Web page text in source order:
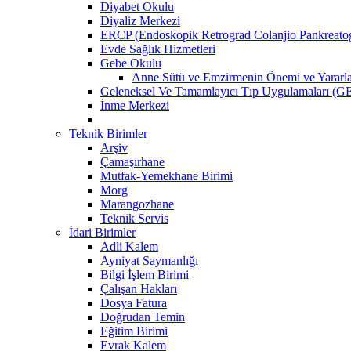
Diyabet Okulu
Diyaliz Merkezi
ERCP (Endoskopik Retrograd Colanjio
Evde Sağlık Hizmetleri
Gebe Okulu
Anne Sütü ve Emzirmenin Önemi ve
Geleneksel Ve Tamamlayıcı Tıp Uygulamaları
İnme Merkezi
Teknik Birimler
Arşiv
Çamaşırhane
Mutfak-Yemekhane Birimi
Morg
Marangozhane
Teknik Servis
İdari Birimler
Adli Kalem
Ayniyat Saymanlığı
Bilgi İşlem Birimi
Çalışan Hakları
Dosya Fatura
Doğrudan Temin
Eğitim Birimi
Evrak Kalem